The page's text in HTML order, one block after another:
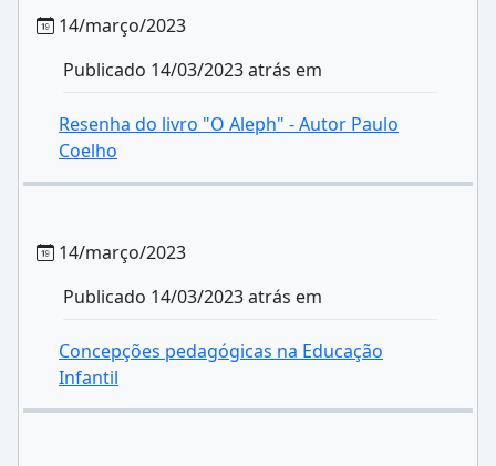
14/março/2023
Publicado 14/03/2023 atrás em
Resenha do livro "O Aleph" - Autor Paulo
Coelho
14/março/2023
Publicado 14/03/2023 atrás em
Concepções pedagógicas na Educação
Infantil